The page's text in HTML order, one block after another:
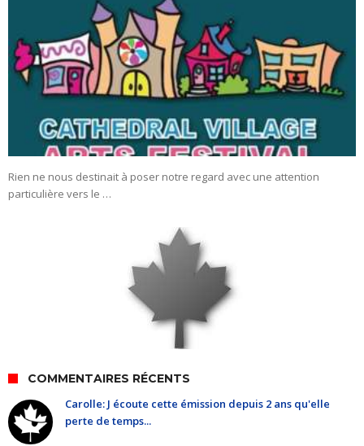
Rien ne nous destinait à poser notre regard avec une attention
particulière vers le …
COMMENTAIRES RÉCENTS
Carolle: J écoute cette émission depuis 2 ans qu'elle
perte de temps...